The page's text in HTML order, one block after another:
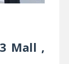
Mall ,